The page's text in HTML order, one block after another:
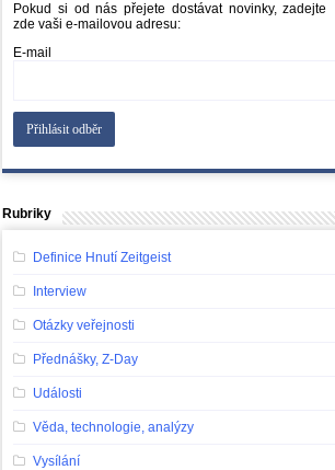
Pokud si od nás přejete dostávat novinky, zadejte
zde vaši e-mailovou adresu:
E-mail
Rubriky
Definice Hnutí Zeitgeist
Interview
Otázky veřejnosti
Přednášky, Z-Day
Události
Věda, technologie, analýzy
Vysílání